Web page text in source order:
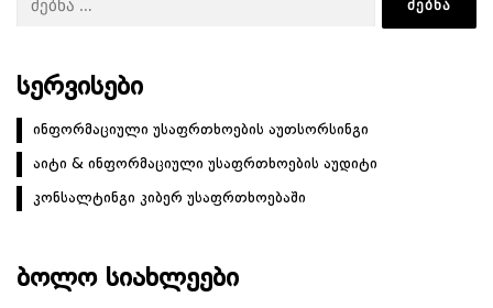
ᲡᲔᲠᲕᲘᲡᲔᲑᲘ
ინფორმაციული უსაფრთხოების აუთსორსინგი
აიტი & ინფორმაციული უსაფრთხოების აუდიტი
კონსალტინგი კიბერ უსაფრთხოებაში
ᲑᲝᲚᲝ ᲡᲘᲐᲮᲚᲔᲔᲑᲘ